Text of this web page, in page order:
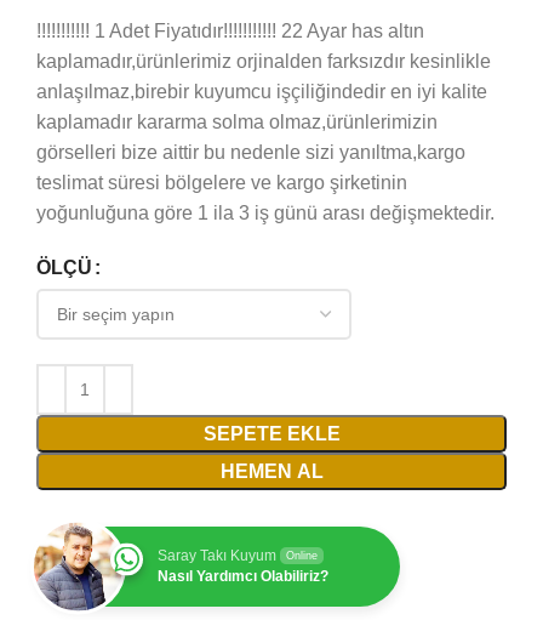
!!!!!!!!!!! 1 Adet Fiyatıdır!!!!!!!!!!! 22 Ayar has altın
kaplamadır,ürünlerimiz orjinalden farksızdır kesinlikle
anlaşılmaz,birebir kuyumcu işçiliğindedir en iyi kalite
kaplamadır kararma solma olmaz,ürünlerimizin
görselleri bize aittir bu nedenle sizi yanıltma,kargo
teslimat süresi bölgelere ve kargo şirketinin
yoğunluğuna göre 1 ila 3 iş günü arası değişmektedir.
ÖLÇÜ
SEPETE EKLE
HEMEN AL
Saray Takı Kuyum Online
Nasıl Yardımcı Olabiliriz?